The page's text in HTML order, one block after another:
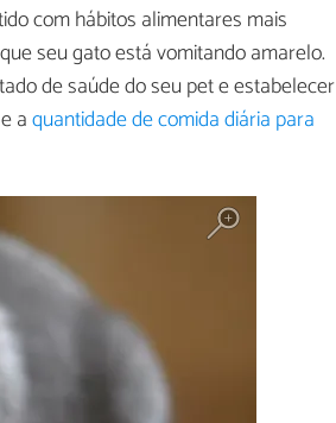
com hábitos alimentares mais
seu gato está vomitando amarelo.
de saúde do seu pet e estabelecer
aquantidade de comida diária para